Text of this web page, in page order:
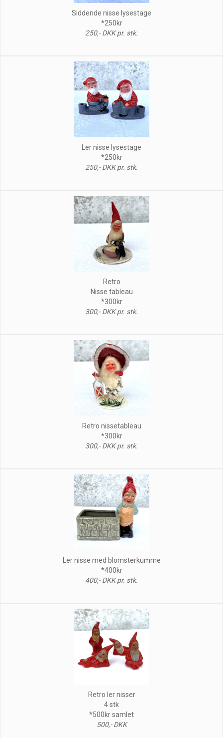
Siddende nisse lysestage
*250kr
250,- DKK pr. stk.
Ler nisse lysestage
*250kr
250,- DKK pr. stk.
Retro
Nisse tableau
*300kr
300,- DKK pr. stk.
Retro nissetableau
*300kr
300,- DKK pr. stk.
Ler nisse med blomsterkumme
*400kr
400,- DKK pr. stk.
Retro ler nisser
4 stk
*500kr samlet
500,- DKK